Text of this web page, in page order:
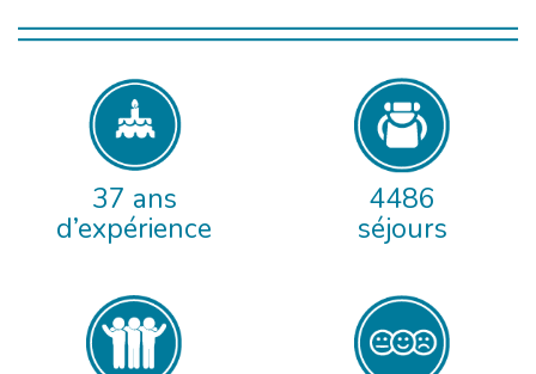
37 ans
d’expérience
4486
séjours